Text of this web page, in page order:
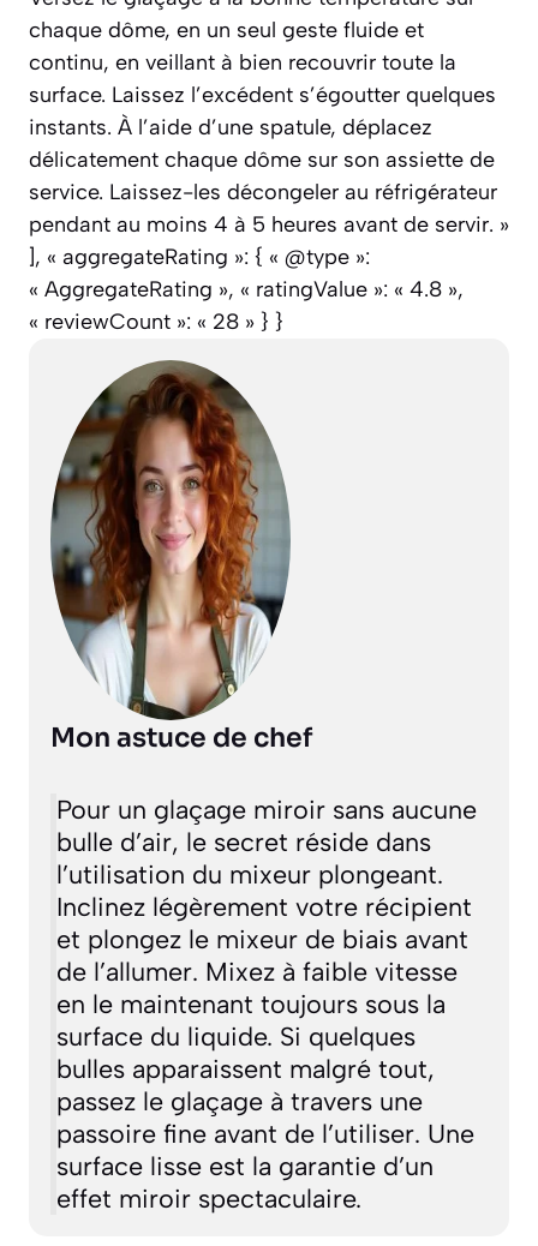
chaque dôme, en un seul geste fluide et
continu, en veillant à bien recouvrir toute la
surface. Laissez l’excédent s’égoutter quelques
instants. À l’aide d’une spatule, déplacez
délicatement chaque dôme sur son assiette de
service. Laissez-les décongeler au réfrigérateur
pendant au moins 4 à 5 heures avant de servir. »
], « aggregateRating »: { « @type »:
« AggregateRating », « ratingValue »: « 4.8 »,
« reviewCount »: « 28 » } }
Mon astuce de chef
Pour un glaçage miroir sans aucune
bulle d’air, le secret réside dans
l’utilisation du mixeur plongeant.
Inclinez légèrement votre récipient
et plongez le mixeur de biais avant
de l’allumer. Mixez à faible vitesse
en le maintenant toujours sous la
surface du liquide. Si quelques
bulles apparaissent malgré tout,
passez le glaçage à travers une
passoire fine avant de l’utiliser. Une
surface lisse est la garantie d’un
effet miroir spectaculaire.